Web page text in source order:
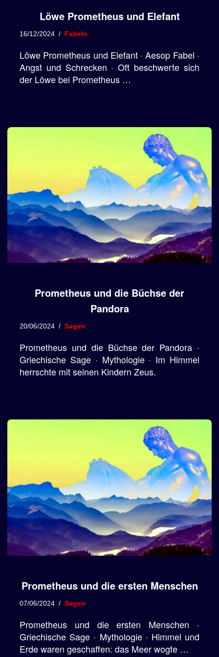
Löwe Prometheus und Elefant
16/12/2024 Fabeln
Löwe Prometheus und Elefant · Aesop Fabel ·
Angst und Schrecken · Oft beschwerte sich
der Löwe bei Prometheus …
Prometheus und die Büchse der
Pandora
20/06/2024 Sagen
Prometheus und die Büchse der Pandora ·
Griechische Sage · Mythologie · Im Himmel
herrschte mit seinen Kindern Zeus.
Prometheus und die ersten Menschen
07/06/2024 Sagen
Prometheus und die ersten Menschen ·
Griechische Sage · Mythologie · Himmel und
Erde waren geschaffen: das Meer wogte …